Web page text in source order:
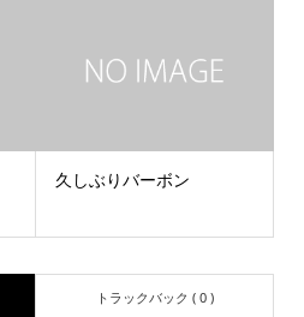
久しぶりバーボン
トラックバック ( 0 )